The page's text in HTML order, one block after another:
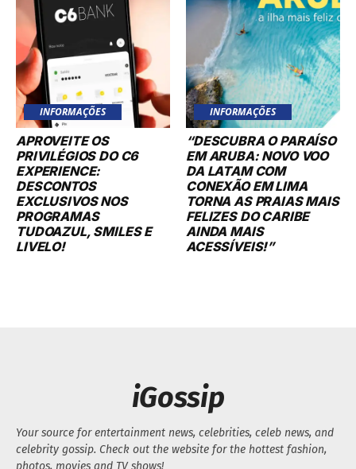
INFORMAÇÕES
APROVEITE OS
PRIVILÉGIOS DO C6
EXPERIENCE:
DESCONTOS
EXCLUSIVOS NOS
PROGRAMAS
TUDOAZUL, SMILES E
LIVELO!
INFORMAÇÕES
“DESCUBRA O PARAÍSO
EM ARUBA: NOVO VOO
DA LATAM COM
CONEXÃO EM LIMA
TORNA AS PRAIAS MAIS
FELIZES DO CARIBE
AINDA MAIS
ACESSÍVEIS!”
iGossip
Your source for entertainment news, celebrities, celeb news, and
celebrity gossip. Check out the website for the hottest fashion,
photos, movies and TV shows!